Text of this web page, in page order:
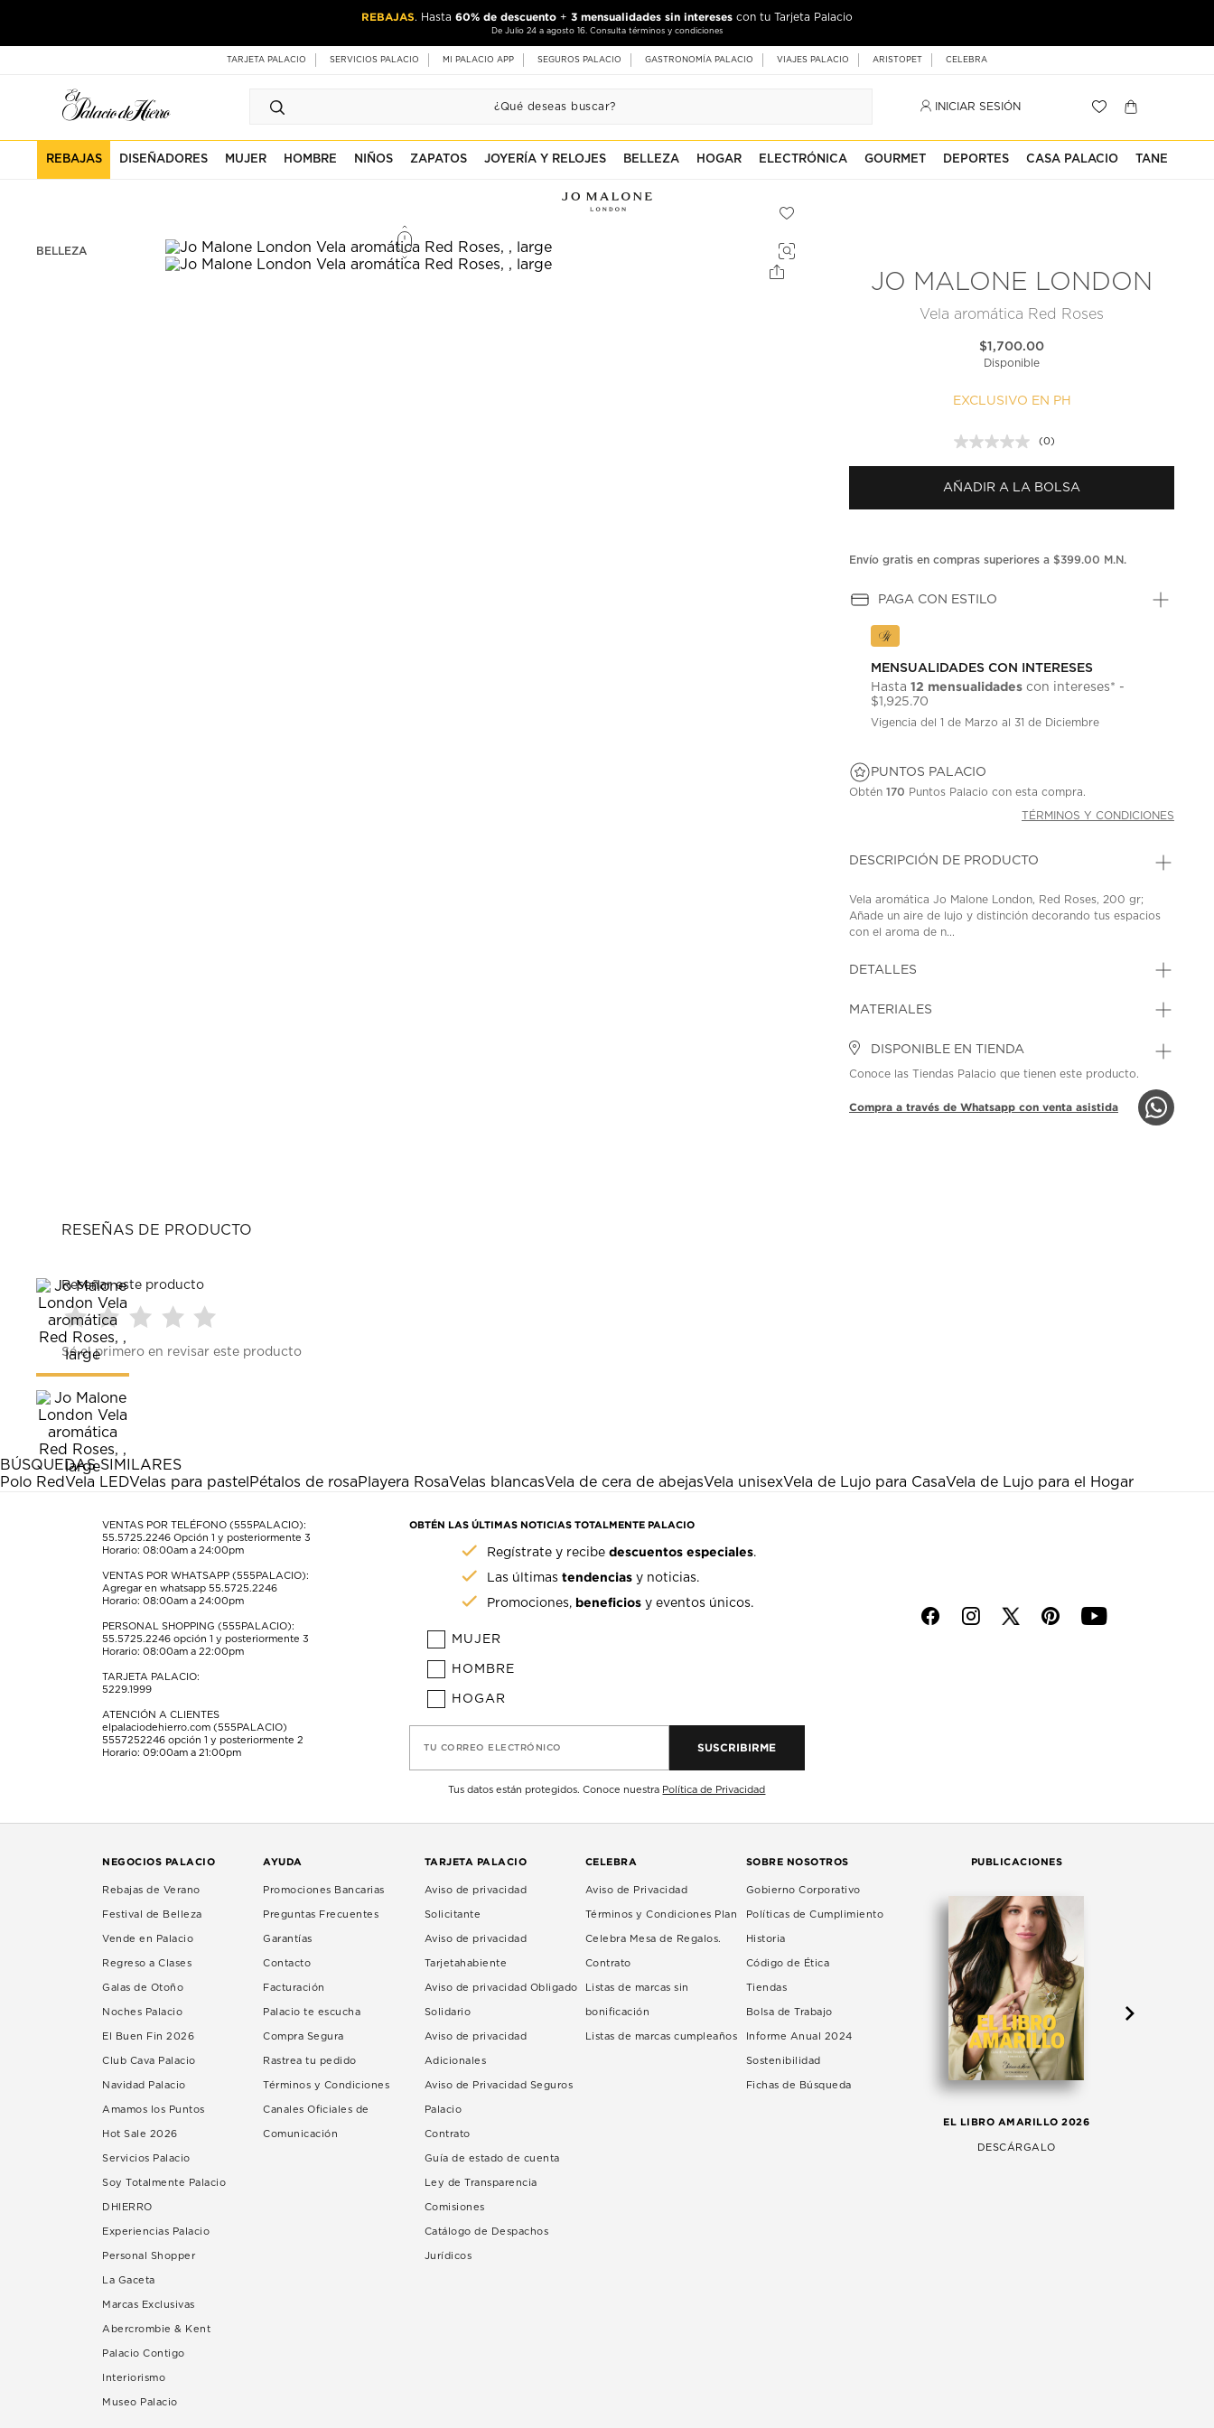
REBAJAS. Hasta 60% de descuento + 3 mensualidades sin intereses con tu Tarjeta Palacio
De Julio 24 a agosto 16. Consulta términos y condiciones
TARJETA PALACIO SERVICIOS PALACIO MI PALACIO APP SEGUROS PALACIO GASTRONOMÍA PALACIO VIAJES PALACIO ARISTOPET CELEBRA
INICIAR SESIÓN
REBAJAS DISEÑADORES MUJER HOMBRE NIÑOS ZAPATOS JOYERÍA Y RELOJES BELLEZA HOGAR ELECTRÓNICA GOURMET DEPORTES CASA PALACIO TANE
BELLEZA
JO MALONE LONDON
Vela aromática Red Roses
$1,700.00
Disponible
EXCLUSIVO EN PH
Sin
puntuación.
en
la
(0)
AÑADIR A LA BOLSA
Envío gratis en compras superiores a $399.00 M.N.
PAGA CON ESTILO
MENSUALIDADES CON INTERESES
Hasta12 mensualidades con intereses* -
$1,925.70
Vigencia del 1 de Marzo al 31 de Diciembre
PUNTOS PALACIO
Obtén170 Puntos Palacio con esta compra.
TÉRMINOS Y CONDICIONES
DESCRIPCIÓN DE PRODUCTO
Vela aromática Jo Malone London, Red Roses, 200 gr;
Añade un aire de lujo y distinción decorando tus espacios
con el aroma de n...
DETALLES
MATERIALES
DISPONIBLE EN TIENDA
Conoce las Tiendas Palacio que tienen este producto.
Compra a través de Whatsapp con venta asistida
RESEÑAS DE PRODUCTO
Reseñar este producto
Seleccionar
para
calificar
artículo
con
1
estrella
Esta
acción
formulario
envío.
Seleccionar
para
calificar
el
artículo
con
2
estrellas.
Esta
acción
el
formulario
envío.
para
calificar
artículo
con
estrellas.
Esta
acción
el
formulario
envío.
para
estrellas.
Esta
acción
el
formulario
envío.
para
acción
el
formulario
envío.
Sé el primero en revisar este producto
BÚSQUEDAS SIMILARES
Polo Red Vela LEDVelas para pastel Pétalos de rosaPlayera RosaVelas blancasVela de cera de abejasVela unisexVela de Lujo para CasaVela de Lujo para el Hogar
VENTAS POR TELÉFONO (555PALACIO):
55.5725.2246 Opción 1 y posteriormente 3
Horario: 08:00am a 24:00pm
VENTAS POR WHATSAPP (555PALACIO):
Agregar en whatsapp 55.5725.2246
Horario: 08:00am a 24:00pm
PERSONAL SHOPPING (555PALACIO):
55.5725.2246 opción 1 y posteriormente 3
Horario: 08:00am a 22:00pm
TARJETA PALACIO:
5229.1999
ATENCIÓN A CLIENTES
elpalaciodehierro.com (555PALACIO)
5557252246 opción 1 y posteriormente 2
Horario: 09:00am a 21:00pm
OBTÉN LAS ÚLTIMAS NOTICIAS TOTALMENTE PALACIO
Regístrate y recibedescuentos especiales.
Las últimastendencias y noticias.
Promociones, beneficios y eventos únicos.
MUJER
HOMBRE
HOGAR
TU CORREO ELECTRÓNICO SUSCRIBIRME
Tus datos están protegidos. Conoce nuestra Política de Privacidad
f i p y
NEGOCIOS PALACIO
Rebajas de Verano
Festival de Belleza
Vende en Palacio
Regreso a Clases
Galas de Otoño
Noches Palacio
El Buen Fin 2026
Club Cava Palacio
Navidad Palacio
Amamos los Puntos
Hot Sale 2026
Servicios Palacio
Soy Totalmente Palacio
DHIERRO
Experiencias Palacio
Personal Shopper
La Gaceta
Marcas Exclusivas
Abercrombie & Kent
Palacio Contigo
Interiorismo
Museo Palacio
AYUDA
Promociones Bancarias
Preguntas Frecuentes
Garantías
Contacto
Facturación
Palacio te escucha
Compra Segura
Rastrea tu pedido
Términos y Condiciones
Canales Oficiales de
Comunicación
TARJETA PALACIO
Aviso de privacidad
Solicitante
Aviso de privacidad
Tarjetahabiente
Aviso de privacidad Obligado
Solidario
Aviso de privacidad
Adicionales
Aviso de Privacidad Seguros
Palacio
Contrato
Guía de estado de cuenta
Ley de Transparencia
Comisiones
Catálogo de Despachos
Jurídicos
CELEBRA
Aviso de Privacidad
Términos y Condiciones Plan
Celebra Mesa de Regalos.
Contrato
Listas de marcas sin
bonificación
Listas de marcas cumpleaños
SOBRE NOSOTROS
Gobierno Corporativo
Políticas de Cumplimiento
Historia
Código de Ética
Tiendas
Bolsa de Trabajo
Informe Anual 2024
Sostenibilidad
Fichas de Búsqueda
PUBLICACIONES
EL LIBRO AMARILLO 2026
DESCÁRGALO